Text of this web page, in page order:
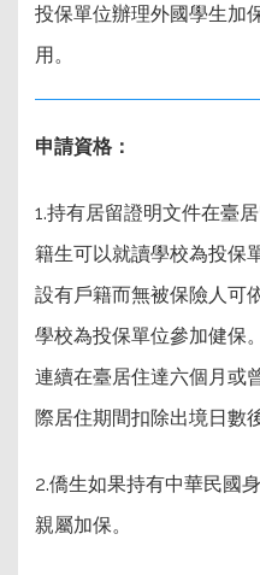
投保單位辦理外國學生加
用。
申請資格：
1.持有居留證明文件在臺
籍生可以就讀學校為投保
設有戶籍而無被保險人可
學校為投保單位參加健保
連續在臺居住達六個月或
際居住期間扣除出境日數
2.僑生如果持有中華民國
親屬加保。